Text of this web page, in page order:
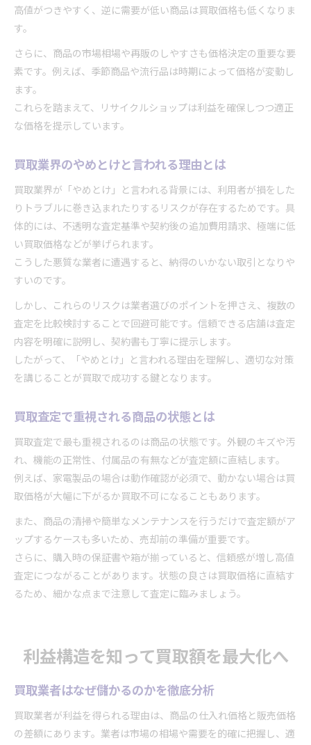
高値がつきやすく、逆に需要が低い商品は買取価格も低くなりま
す。
さらに、商品の市場相場や再販のしやすさも価格決定の重要な要
素です。例えば、季節商品や流行品は時期によって価格が変動し
ます。
これらを踏まえて、リサイクルショップは利益を確保しつつ適正
な価格を提示しています。
買取業界のやめとけと言われる理由とは
買取業界が「やめとけ」と言われる背景には、利用者が損をした
りトラブルに巻き込まれたりするリスクが存在するためです。具
体的には、不透明な査定基準や契約後の追加費用請求、極端に低
い買取価格などが挙げられます。
こうした悪質な業者に遭遇すると、納得のいかない取引となりや
すいのです。
しかし、これらのリスクは業者選びのポイントを押さえ、複数の
査定を比較検討することで回避可能です。信頼できる店舗は査定
内容を明確に説明し、契約書も丁寧に提示します。
したがって、「やめとけ」と言われる理由を理解し、適切な対策
を講じることが買取で成功する鍵となります。
買取査定で重視される商品の状態とは
買取査定で最も重視されるのは商品の状態です。外観のキズや汚
れ、機能の正常性、付属品の有無などが査定額に直結します。
例えば、家電製品の場合は動作確認が必須で、動かない場合は買
取価格が大幅に下がるか買取不可になることもあります。
また、商品の清掃や簡単なメンテナンスを行うだけで査定額がア
ップするケースも多いため、売却前の準備が重要です。
さらに、購入時の保証書や箱が揃っていると、信頼感が増し高値
査定につながることがあります。状態の良さは買取価格に直結す
るため、細かな点まで注意して査定に臨みましょう。
利益構造を知って買取額を最大化へ
買取業者はなぜ儲かるのかを徹底分析
買取業者が利益を得られる理由は、商品の仕入れ価格と販売価格
の差額にあります。業者は市場の相場や需要を的確に把握し、適